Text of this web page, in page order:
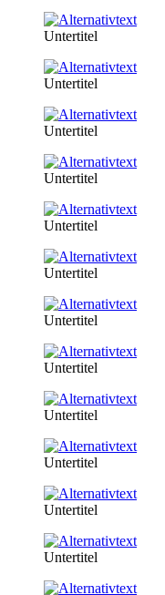
Untertitel
Untertitel
Untertitel
Untertitel
Untertitel
Untertitel
Untertitel
Untertitel
Untertitel
Untertitel
Untertitel
Untertitel